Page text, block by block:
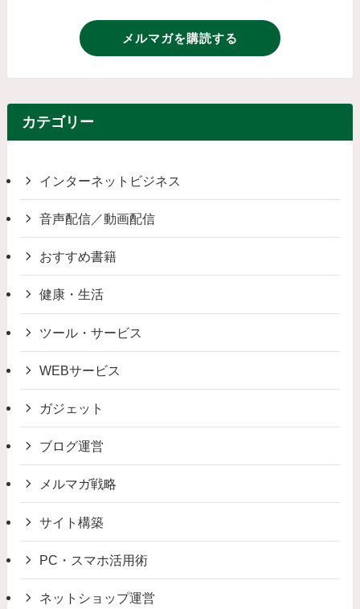
メルマガを購読する
カテゴリー
インターネットビジネス
音声配信／動画配信
おすすめ書籍
健康・生活
ツール・サービス
WEBサービス
ガジェット
ブログ運営
メルマガ戦略
サイト構築
PC・スマホ活用術
ネットショップ運営